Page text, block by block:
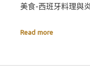
美食-西班牙料理與
Read more